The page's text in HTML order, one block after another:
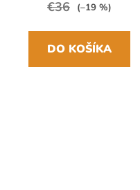
€36 (–19 %)
DO KOŠÍKA